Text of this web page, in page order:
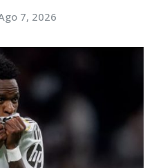
7, 2026